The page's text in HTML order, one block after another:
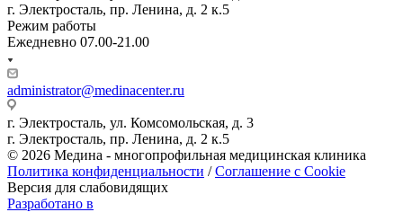
г. Электросталь, пр. Ленина, д. 2 к.5
Режим работы
Ежедневно 07.00-21.00
administrator@medinacenter.ru
г. Электросталь, ул. Комсомольская, д. 3
г. Электросталь, пр. Ленина, д. 2 к.5
© 2026 Медина - многопрофильная медицинская клиника
Политика конфиденциальности /Соглашение с Cookie
Версия для слабовидящих
Разработано в